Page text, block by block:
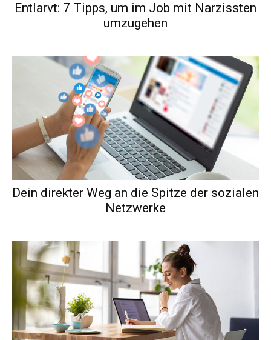
Entlarvt: 7 Tipps, um im Job mit Narzissten
umzugehen
Dein direkter Weg an die Spitze der sozialen
Netzwerke